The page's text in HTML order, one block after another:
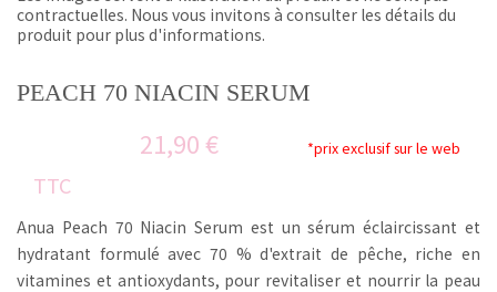
contractuelles. Nous vous invitons à consulter les détails du
produit pour plus d'informations.
PEACH 70 NIACIN SERUM
21,90 € *prix exclusif sur le web
TTC
Anua Peach 70 Niacin Serum est un sérum éclaircissant et
hydratant formulé avec 70 % d'extrait de pêche, riche en
vitamines et antioxydants, pour revitaliser et nourrir la peau